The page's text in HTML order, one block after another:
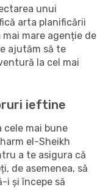
unui
arta planificării
mare agenție de
ajutăm să te
la cel mai
ieftine
cele mai bune
el-Sheikh
a te asigura că
de asemenea, să
i și începe să